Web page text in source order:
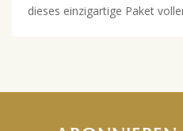
dieses einzigartige Paket